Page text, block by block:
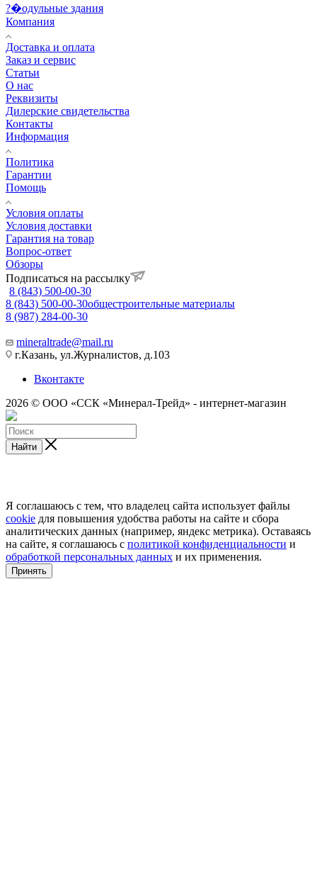
?�одульные здания
Компания
Доставка и оплата
Заказ и сервис
Статьи
О нас
Реквизиты
Дилерские свидетельства
Контакты
Информация
Политика
Гарантии
Помощь
Условия оплаты
Условия доставки
Гарантия на товар
Вопрос-ответ
Обзоры
Подписаться на рассылку
8 (843) 500-00-30
8 (843) 500-00-30общестроительные материалы
8 (987) 284-00-30
mineraltrade@mail.ru
г.Казань, ул.Журналистов, д.103
Вконтакте
2026 © ООО «ССК «Минерал-Трейд» - интернет-магазин
Найти
Я соглашаюсь с тем, что владелец сайта использует файлы
cookie для повышения удобства работы на сайте и сбора
аналитических данных (например, яндекс метрика). Оставаясь
на сайте, я соглашаюсь с политикой конфиденциальности и
обработкой персональных данных и их применения.
Принять